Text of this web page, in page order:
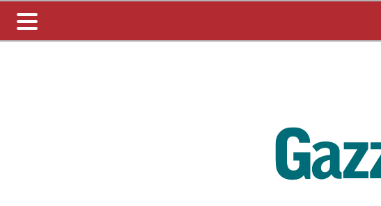
Toggle
navigation